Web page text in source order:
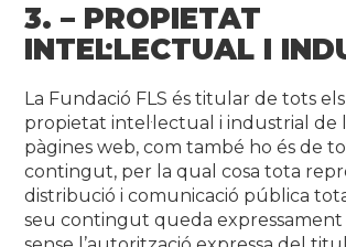
3. – PROPIETAT
INTEL·LECTUAL I
La Fundació FLS és titular de tots
propietat intel·lectual i industrial de
pàgines web, com també ho és de
contingut, per la qual cosa tota
distribució i comunicació pública
seu contingut queda expressament